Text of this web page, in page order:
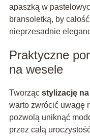
apaszką w
bransoletką, by
nieprzesadnie
Praktyczne
na wesele
Tworząc stylizację
warto zwrócić uwagę
pozwolą uniknąć
przez całą